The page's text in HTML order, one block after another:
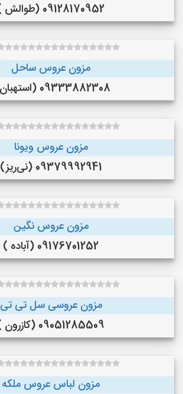
09128170952 (طوالش )
مزون عروس ساحل
09333882308 (استهبان )
مزون عروس ویونا
09379992941 (نی‌ریز)
مزون عروس نگین
09176701252 (آباده )
مزون عروسی سل تی تی
09051285509 (کازرون )
مزون لباس عروس ملکه